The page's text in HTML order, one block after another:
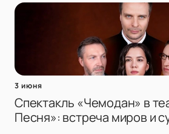
3 июня
Спектакль «Чемодан» в
Песня»: встреча миров и